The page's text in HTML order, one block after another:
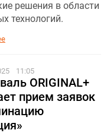
решения в области
технологий.
11:05
ORIGINAL+
прием заявок